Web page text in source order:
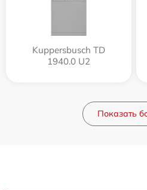
Kuppersbusch TD
1940.0 U2
Показать